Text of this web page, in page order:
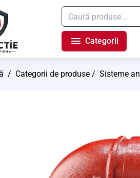
Categorii
/ Categorii de produse / Sisteme